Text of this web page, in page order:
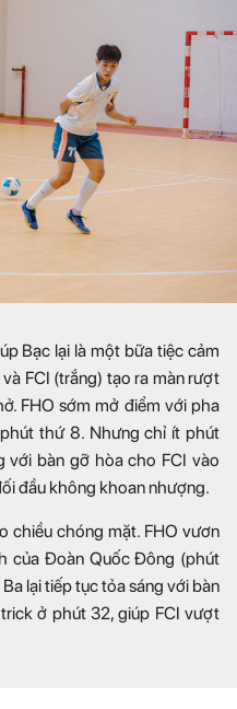
Bạc lại là một bữa tiệc cảm
FCI (trắng) tạo ra màn rượt
FHO sớm mở điểm với pha
thứ 8. Nhưng chỉ ít phút
với bàn gỡ hòa cho FCI vào
đầu không khoan nhượng.
chiều chóng mặt. FHO vươn
của Đoàn Quốc Đông (phút
lại tiếp tục tỏa sáng với bàn
ở phút 32, giúp FCI vượt